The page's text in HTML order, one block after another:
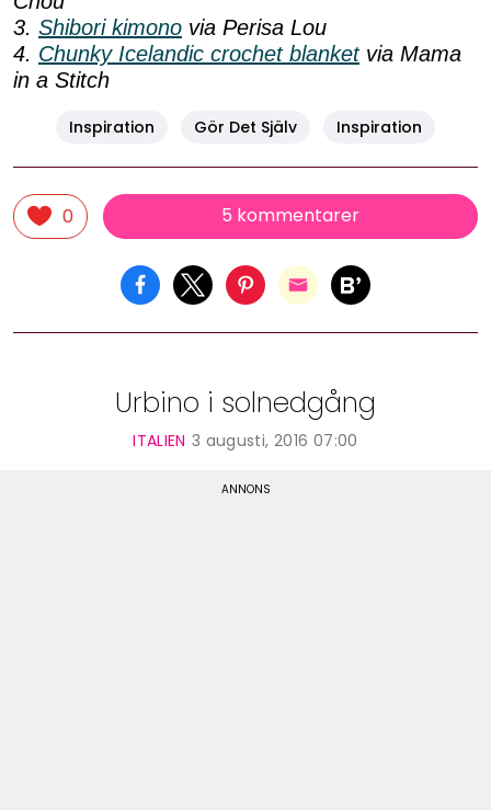
3. Shibori kimono via Perisa Lou
4. Chunky Icelandic crochet blanketvia Mama
in a Stitch
Inspiration Gör Det Själv Inspiration
0 5 kommentarer
Urbino i solnedgång
ITALIEN 3 augusti, 2016 07:00